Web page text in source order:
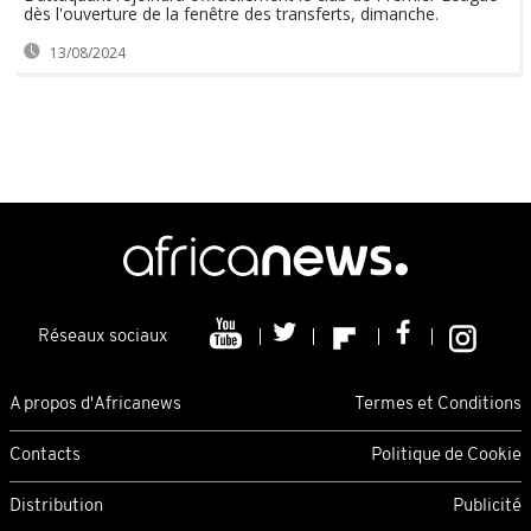
dès l'ouverture de la fenêtre des transferts, dimanche.
13/08/2024
Réseaux sociaux
A propos d'Africanews Termes et Conditions
Contacts Politique de Cookie
Distribution Publicité